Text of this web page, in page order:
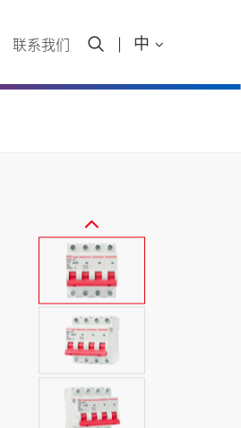
联系我们  中 
